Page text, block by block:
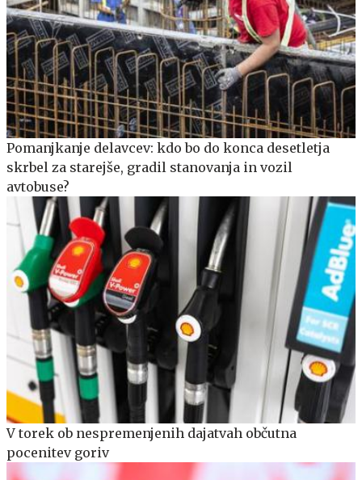
Pomanjkanje delavcev: kdo bo do konca desetletja
skrbel za starejše, gradil stanovanja in vozil
avtobuse?
V torek ob nespremenjenih dajatvah občutna
pocenitev goriv